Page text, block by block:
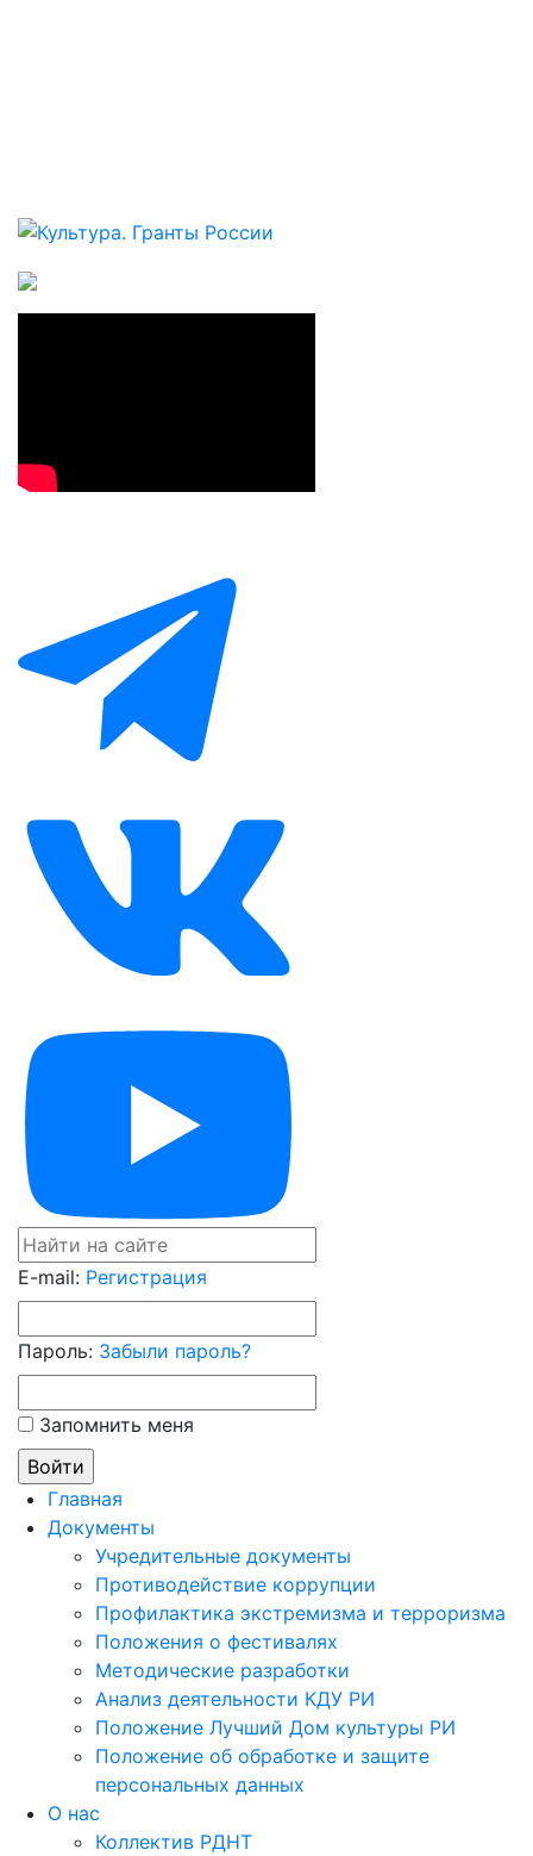
E-mail: Регистрация
Пароль: Забыли пароль?
Запомнить меня
Главная
Документы
Учредительные документы
Противодействие коррупции
Профилактика экстремизма и терроризма
Положения о фестивалях
Методические разработки
Анализ деятельности КДУ РИ
Положение Лучший Дом культуры РИ
Положение об обработке и защите
персональных данных
О нас
Коллектив РДНТ